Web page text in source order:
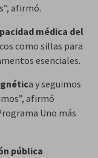
afirmó.
médica del
como sillas para
esenciales.
a y seguimos
afirmó
Uno más
pública